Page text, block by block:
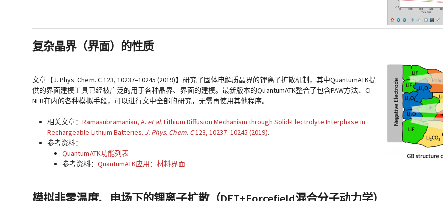
复杂晶界（界面）的性质
文章【J. Phys. Chem. C 123, 10237–10245 (2019)】研究了固体电解质晶界的锂离子扩散机制，其中QuantumATK提
供的界面建模工具已经被广泛的用于各种晶界、界面的建模。最新版本的QuantumATK整合了包含PAW方法、CI-
NEB在内的各种模拟手段，可以进行文中全部的研究，无需再使用其他程序。
相关文章：Ramasubramanian, A. et al.Lithium Diffusion Mechanism through Solid-Electrolyte Interphase in
Rechargeable Lithium Batteries. J. Phys. Chem. C 123, 10237–10245 (2019).
参考资料：
QuantumATK功能列表
参考资料：QuantumATK应用：材料界面